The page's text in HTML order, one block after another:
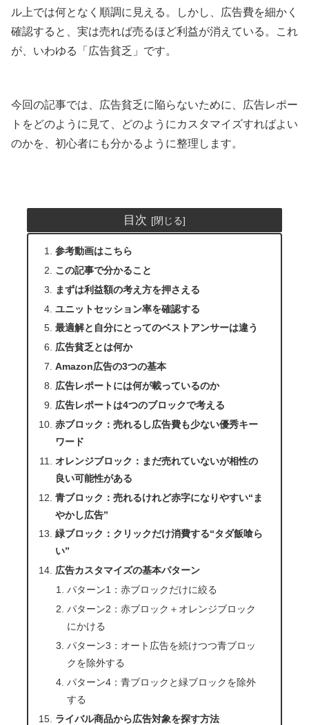
ル上では何となく順調に見える。しかし、広告費を細かく
確認すると、実は売れば売るほど利益が消えている。これ
が、いわゆる「広告貧乏」です。
今回の記事では、広告貧乏に陥らないために、広告レポー
トをどのように見て、どのようにカスタマイズすればよい
のかを、初心者にも分かるように整理します。
目次
参考動画はこちら
この記事で分かること
まずは利益額の考え方を押さえる
ユニットセッション率を確認する
最適解と自分にとってのベストアンサーは違う
広告貧乏とは何か
Amazon広告の3つの基本
広告レポートには何が載っているのか
広告レポートは4つのブロックで考える
赤ブロック：売れるし広告費も少ない優秀キー
ワード
オレンジブロック：まだ売れていないが相性の
良い可能性がある
青ブロック：売れるけれど赤字になりやすい“ま
やかし広告”
緑ブロック：クリックだけ消費する“タダ飯喰ら
い”
広告カスタマイズの基本パターン
パターン1：赤ブロックだけに絞る
パターン2：赤ブロック＋オレンジブロック
にかける
パターン3：オート広告を続けつつ青ブロッ
クを除外する
パターン4：青ブロックと緑ブロックを除外
する
ライバル商品から広告対象を探す方法